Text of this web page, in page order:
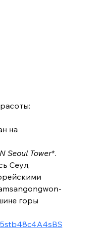
на
N Seoul Tower*.
Сеул,
горы